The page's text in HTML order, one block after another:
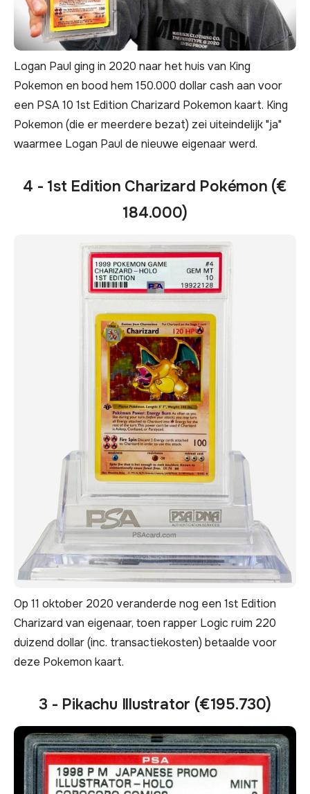
Logan Paul ging in 2020 naar het huis van King
Pokemon en bood hem 150.000 dollar cash aan voor
een PSA 10 1st Edition Charizard Pokemon kaart. King
Pokemon (die er meerdere bezat) zei uiteindelijk "ja"
waarmee Logan Paul de nieuwe eigenaar werd.
4 - 1st Edition Charizard Pokémon (€
184.000)
Op 11 oktober 2020 veranderde nog een 1st Edition
Charizard van eigenaar, toen rapper Logic ruim 220
duizend dollar (inc. transactiekosten) betaalde voor
deze Pokemon kaart.
3 - Pikachu Illustrator (€195.730)